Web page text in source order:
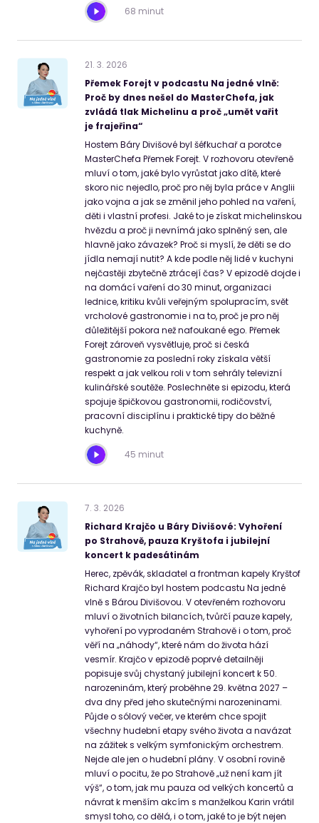
68 minut
21. 3. 2026
Přemek Forejt v podcastu Na jedné vlně:
Proč by dnes nešel do MasterChefa, jak
zvládá tlak Michelinu a proč „umět vařit
je frajeřina“
Hostem Báry Divišové byl šéfkuchař a porotce
MasterChefa Přemek Forejt. V rozhovoru otevřeně
mluví o tom, jaké bylo vyrůstat jako dítě, které
skoro nic nejedlo, proč pro něj byla práce v Anglii
jako vojna a jak se změnil jeho pohled na vaření,
děti i vlastní profesi. Jaké to je získat michelinskou
hvězdu a proč ji nevnímá jako splněný sen, ale
hlavně jako závazek? Proč si myslí, že děti se do
jídla nemají nutit? A kde podle něj lidé v kuchyni
nejčastěji zbytečně ztrácejí čas? V epizodě dojde i
na domácí vaření do 30 minut, organizaci
lednice, kritiku kvůli veřejným spolupracím, svět
vrcholové gastronomie i na to, proč je pro něj
důležitější pokora než nafoukané ego. Přemek
Forejt zároveň vysvětluje, proč si česká
gastronomie za poslední roky získala větší
respekt a jak velkou roli v tom sehrály televizní
kulinářské soutěže. Poslechněte si epizodu, která
spojuje špičkovou gastronomii, rodičovství,
pracovní disciplínu i praktické tipy do běžné
kuchyně.
45 minut
7. 3. 2026
Richard Krajčo u Báry Divišové: Vyhoření
po Strahově, pauza Kryštofa i jubilejní
koncert k padesátinám
Herec, zpěvák, skladatel a frontman kapely Kryštof
Richard Krajčo byl hostem podcastu Na jedné
vlně s Bárou Divišovou. V otevřeném rozhovoru
mluví o životních bilancích, tvůrčí pauze kapely,
vyhoření po vyprodaném Strahově i o tom, proč
věří na „náhody“, které nám do života hází
vesmír. Krajčo v epizodě poprvé detailněji
popisuje svůj chystaný jubilejní koncert k 50.
narozeninám, který proběhne 29. května 2027 –
dva dny před jeho skutečnými narozeninami.
Půjde o sólový večer, ve kterém chce spojit
všechny hudební etapy svého života a navázat
na zážitek s velkým symfonickým orchestrem.
Nejde ale jen o hudební plány. V osobní rovině
mluví o pocitu, že po Strahově „už není kam jít
výš“, o tom, jak mu pauza od velkých koncertů a
návrat k menším akcím s manželkou Karin vrátil
smysl toho, co dělá, i o tom, jaké to je být nejen